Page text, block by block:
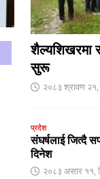
शैल्यशिखरमा
सुरू
२०८३ श्रावण २१,
प्रदेश
संघर्षलाई जित्दै
दिनेश
२०८३ असार ११,